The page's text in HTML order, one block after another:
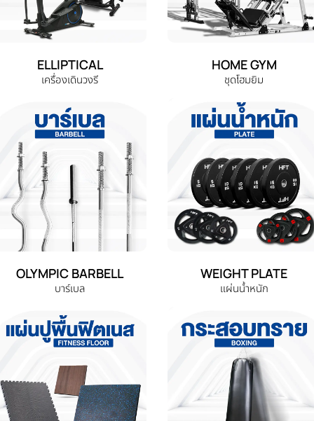
ELLIPTICAL
เครื่องเดินวงรี
HOME GYM
ชุดโฮมยิม
OLYMPIC BARBELL
บาร์เบล
WEIGHT PLATE
แผ่นน้ำหนัก